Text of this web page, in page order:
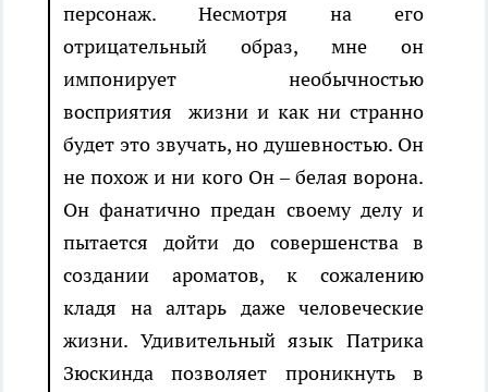
персонаж. Несмотря на его
отрицательный образ, мне он
импонирует необычностью
восприятия жизни и как ни странно
будет это звучать, но душевностью. Он
не похож и ни кого Он – белая ворона.
Он фанатично предан своему делу и
пытается дойти до совершенства в
создании ароматов, к сожалению
кладя на алтарь даже человеческие
жизни. Удивительный язык Патрика
Зюскинда позволяет проникнуть в